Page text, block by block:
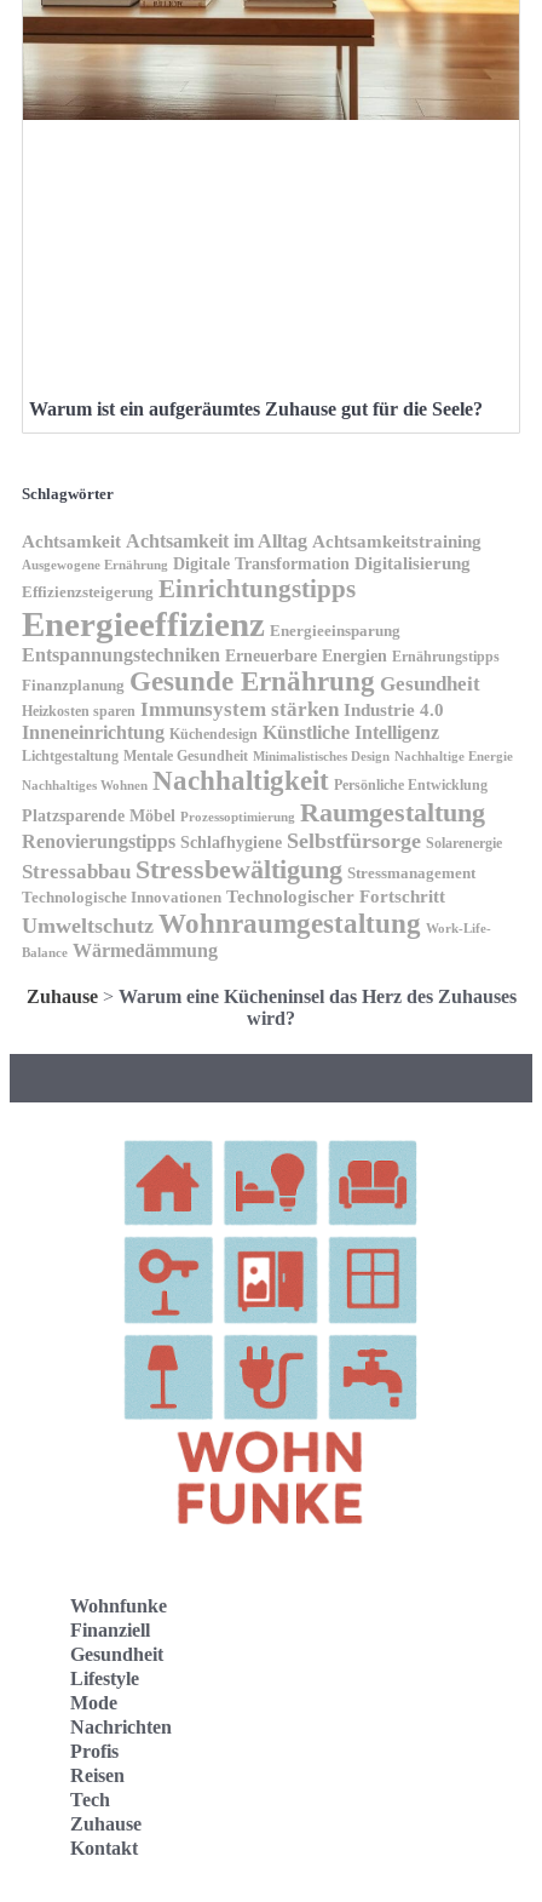
Warum ist ein aufgeräumtes Zuhause gut für die Seele?
Schlagwörter
Achtsamkeit Achtsamkeit im Alltag Achtsamkeitstraining
Ausgewogene Ernährung Digitale Transformation Digitalisierung
Effizienzsteigerung Einrichtungstipps
Energieeffizienz Energieeinsparung
Entspannungstechniken Erneuerbare Energien Ernährungstipps
Finanzplanung Gesunde Ernährung Gesundheit
Heizkosten sparen Immunsystem stärken Industrie 4.0
Inneneinrichtung Küchendesign Künstliche Intelligenz
Lichtgestaltung Mentale Gesundheit Minimalistisches Design Nachhaltige Energie
Nachhaltiges Wohnen Nachhaltigkeit Persönliche Entwicklung
Platzsparende Möbel Prozessoptimierung Raumgestaltung
Renovierungstipps Schlafhygiene Selbstfürsorge Solarenergie
Stressabbau Stressbewältigung Stressmanagement
Technologische Innovationen Technologischer Fortschritt
Umweltschutz Wohnraumgestaltung Work-Life-
Balance Wärmedämmung
Zuhause> Warum eine Kücheninsel das Herz des Zuhauses
wird?
Wohnfunke
Finanziell
Gesundheit
Lifestyle
Mode
Nachrichten
Profis
Reisen
Tech
Zuhause
Kontakt